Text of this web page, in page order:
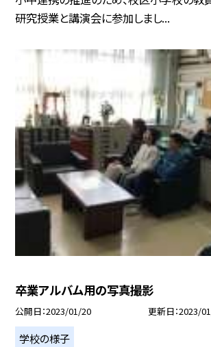
研究授業と講演会に参加しまし...
卒業アルバム用の写真撮影
公開日 2023/01/20 更新日 2023/
学校の様子